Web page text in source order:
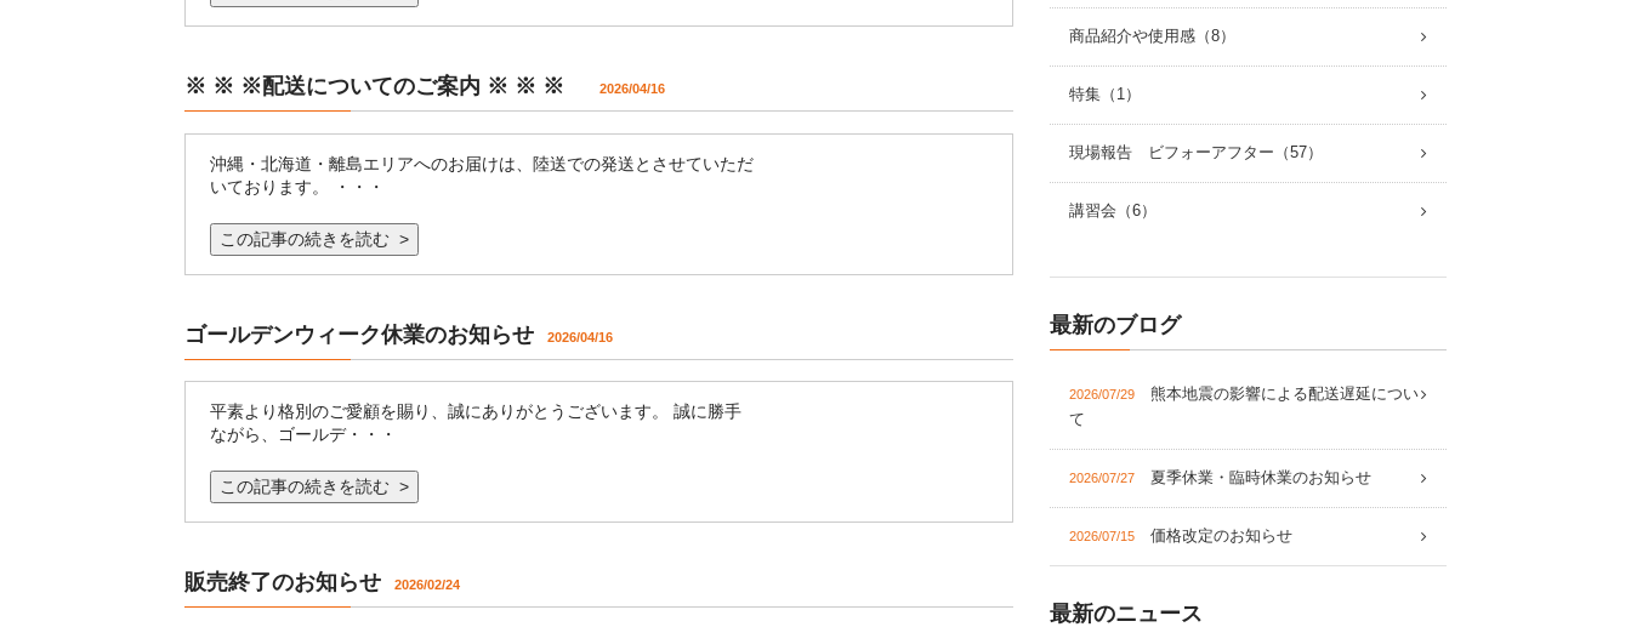
※ ※ ※配送についてのご案内 ※ ※ ※ 2026/04/16
沖縄・北海道・離島エリアへのお届けは、陸送での発送とさせていただ
いております。 ・・・
この記事の続きを読む >
ゴールデンウィーク休業のお知らせ 2026/04/16
平素より格別のご愛顧を賜り、誠にありがとうございます。 誠に勝手
ながら、ゴールデ・・・
この記事の続きを読む >
販売終了のお知らせ 2026/02/24
商品紹介や使用感（8）
特集（1）
現場報告 ビフォーアフター（57）
講習会（6）
最新のブログ
2026/07/29
熊本地震の影響による配送遅延につい
て
2026/07/27 夏季休業・臨時休業のお知らせ
2026/07/15 価格改定のお知らせ
最新のニュース